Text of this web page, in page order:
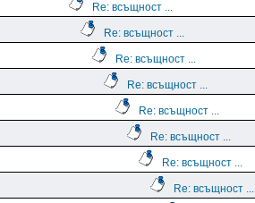
Re: всъщност ...
Re: всъщност ...
Re: всъщност ...
Re: всъщност ...
Re: всъщност ...
Re: всъщност ...
Re: всъщност ...
Re: всъщност ...